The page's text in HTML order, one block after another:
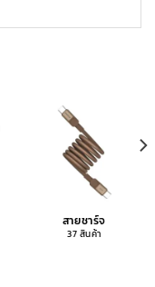
สายชาร์จ
37 สินค้า